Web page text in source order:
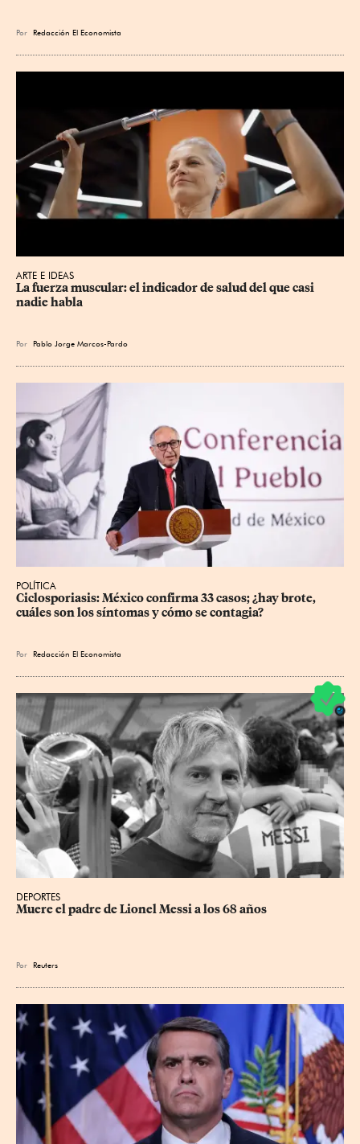
Por Redacción El Economista
ARTE E IDEAS
La fuerza muscular: el indicador de salud del que casi
nadie habla
Por Pablo Jorge Marcos-Pardo
POLÍTICA
Ciclosporiasis: México confirma 33 casos; ¿hay brote,
cuáles son los síntomas y cómo se contagia?
Por Redacción El Economista
DEPORTES
Muere el padre de Lionel Messi a los 68 años
Por Reuters